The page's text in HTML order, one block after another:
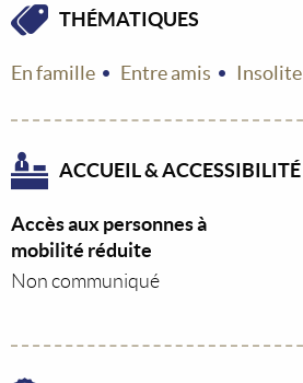
THÉMATIQUES
En famille Entre amis Insolite
ACCUEIL & ACCESSIBILITÉ
Accès aux personnes à
mobilité réduite
Non communiqué